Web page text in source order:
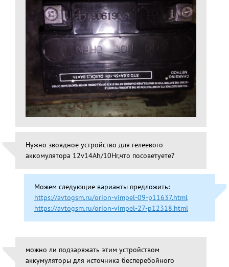
Нужно звоядное устройство для гелеевого
аккомулятора 12v14Ah/10Hr,что посоветуете?
Можем следующие варианты предложить:
https://avtogsm.ru/orion-vimpel-09-p11637.html
https://avtogsm.ru/orion-vimpel-27-p12318.html
можно ли подзаряжать этим устройством
аккумуляторы для источника бесперебойного